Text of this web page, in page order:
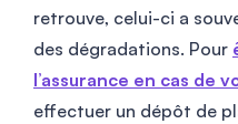
retrouve, celui-ci a
des dégradations. Pour
l’assurance en cas de
effectuer un dépôt de